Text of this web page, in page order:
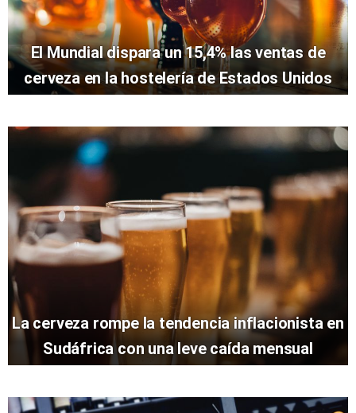
El Mundial dispara un 15,4% las ventas de
cerveza en la hostelería de Estados Unidos
La cerveza rompe la tendencia inflacionista en
Sudáfrica con una leve caída mensual